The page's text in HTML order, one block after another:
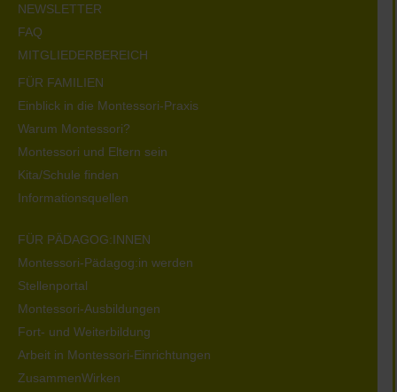
NEWSLETTER
FAQ
MITGLIEDERBEREICH
FÜR FAMILIEN
Einblick in die Montessori-Praxis
Warum Montessori?
Montessori und Eltern sein
Kita/Schule finden
Informationsquellen
FÜR PÄDAGOG:INNEN
Montessori-Pädagog:in werden
Stellenportal
Montessori-Ausbildungen
Fort- und Weiterbildung
Arbeit in Montessori-Einrichtungen
ZusammenWirken